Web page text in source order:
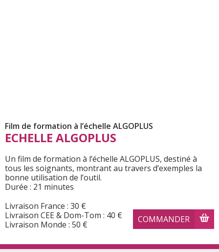
Film de formation à l’échelle ALGOPLUS
ECHELLE ALGOPLUS
Un film de formation à l’échelle ALGOPLUS, destiné à
tous les soignants, montrant au travers d’exemples la
bonne utilisation de l’outil.
Durée : 21 minutes
Livraison France : 30 €
Livraison CEE & Dom-Tom : 40 €
Livraison Monde : 50 €
COMMANDER